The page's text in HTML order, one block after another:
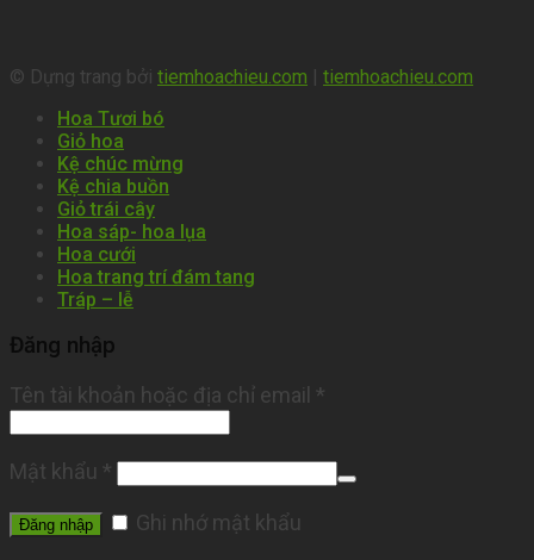
© Dựng trang bởi tiemhoachieu.com | tiemhoachieu.com
Hoa Tươi bó
Giỏ hoa
Kệ chúc mừng
Kệ chia buồn
Giỏ trái cây
Hoa sáp- hoa lụa
Hoa cưới
Hoa trang trí đám tang
Tráp – lễ
Đăng nhập
Tên tài khoản hoặc địa chỉ email *
Mật khẩu *
Đăng nhập Ghi nhớ mật khẩu